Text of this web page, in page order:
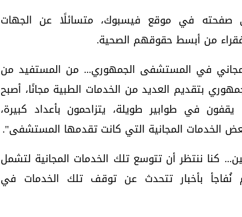
في موقع فيسبوك، متسائلًا عن الجهات
من أبسط حقوقهم الصحية.
في المستشفى الجمهوري... من المستفيد من
بتقديم العديد من الخدمات الطبية مجانًا، أصبح
يقفون في طوابير طويلة، يتزاحمون بأعداد كبيرة،
الخدمات المجانية التي كانت تقدمها المستشفى".
كنا ننتظر أن تتوسع تلك الخدمات المجانية لتشمل
نُفاجأ بأخبار تتحدث عن توقف تلك الخدمات في